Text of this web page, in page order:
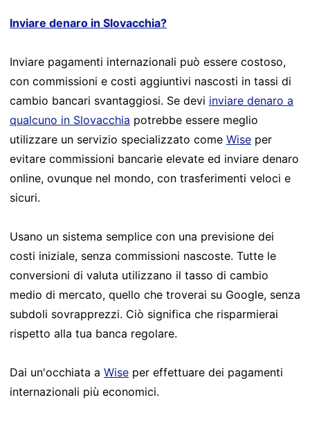
Inviare denaro in Slovacchia?
Inviare pagamenti internazionali può essere costoso,
con commissioni e costi aggiuntivi nascosti in tassi di
cambio bancari svantaggiosi. Se devi inviare denaro a
qualcuno in Slovacchia potrebbe essere meglio
utilizzare un servizio specializzato come Wise per
evitare commissioni bancarie elevate ed inviare denaro
online, ovunque nel mondo, con trasferimenti veloci e
sicuri.
Usano un sistema semplice con una previsione dei
costi iniziale, senza commissioni nascoste. Tutte le
conversioni di valuta utilizzano il tasso di cambio
medio di mercato, quello che troverai su Google, senza
subdoli sovrapprezzi. Ciò significa che risparmierai
rispetto alla tua banca regolare.
Dai un'occhiata a Wise per effettuare dei pagamenti
internazionali più economici.